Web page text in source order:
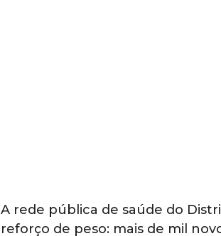
A rede pública de saúde do
reforço de peso: mais de mil